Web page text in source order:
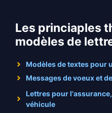
Les princiaples
modèles de
Modèles de textes pour
Messages de voeux et
Lettres pour
véhicule